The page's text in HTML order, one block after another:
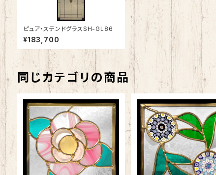
ピュア・ステンドグラスSH-GL86
¥183,700
同じカテゴリの商品